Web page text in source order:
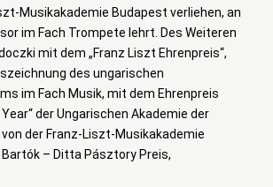
Musikakademie Budapest verliehen, an
im Fach Trompete lehrt. Des Weiteren
mit dem „Franz Liszt Ehrenpreis“,
des ungarischen
im Fach Musik, mit dem Ehrenpreis
der Ungarischen Akademie der
der Franz-Liszt-Musikakademie
– Ditta Pásztory Preis,